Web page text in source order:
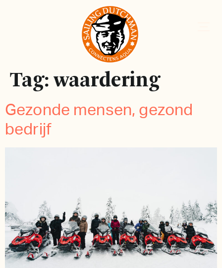
Tag:waardering
Gezonde mensen, gezond
bedrijf